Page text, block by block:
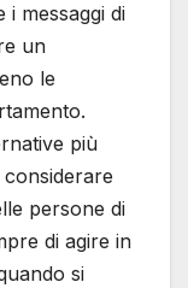
i messaggi di
un
le
più
persone di
di agire in
si